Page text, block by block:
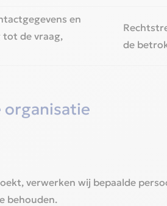
en
de vraag,
de
organisatie‎
verwerken wij bepaalde
behouden.‎